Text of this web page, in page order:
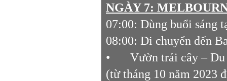
NGÀY 7:
07:00: Dùng buổi sáng
08:00: Di chuyển đến
•
Vườn trái cây –
(từ tháng 10 năm 2023